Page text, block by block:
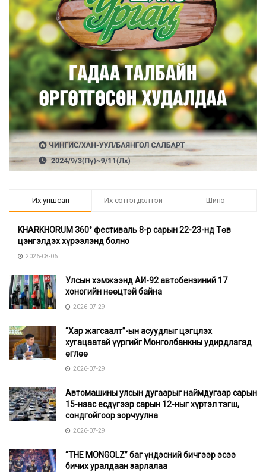
Их уншсан Их сэтгэгдэлтэй Шинэ
KHARKHORUM 360° фестиваль 8-р сарын 22-23-нд Төв
цэнгэлдэх хүрээлэнд болно
2026-08-06
Улсын хэмжээнд АИ-92 автобензиний 17
хоногийн нөөцтэй байна
2026-07-29
“Хар жагсаалт”-ын асуудлыг цэгцлэх
хугацаатай үүргийг Монголбанкны удирдлагад
өглөө
2026-07-29
Автомашины улсын дугаарыг наймдугаар сарын
15-наас есдүгээр сарын 12-ныг хүртэл тэгш,
сондгойгоор зорчуулна
2026-07-29
“THE MONGOLZ” баг үндэсний бичгээр эсээ
бичих уралдаан зарлалаа